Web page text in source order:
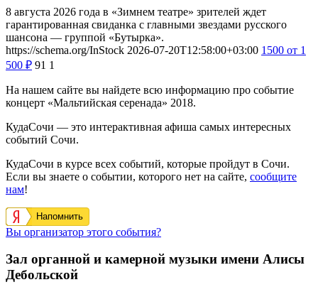
8 августа 2026 года в «Зимнем театре» зрителей ждет
гарантированная свиданка с главными звездами русского
шансона — группой «Бутырка».
https://schema.org/InStock 2026-07-20T12:58:00+03:00 1500 от 1
500 ₽ 91 1
На нашем сайте вы найдете всю информацию про событие
концерт «Мальтийская серенада» 2018.
КудаСочи — это интерактивная афиша самых интересных
событий Сочи.
КудаСочи в курсе всех событий, которые пройдут в Сочи.
Если вы знаете о событии, которого нет на сайте, сообщите
нам!
Напомнить
Вы организатор этого события?
Зал органной и камерной музыки имени Алисы
Дебольской